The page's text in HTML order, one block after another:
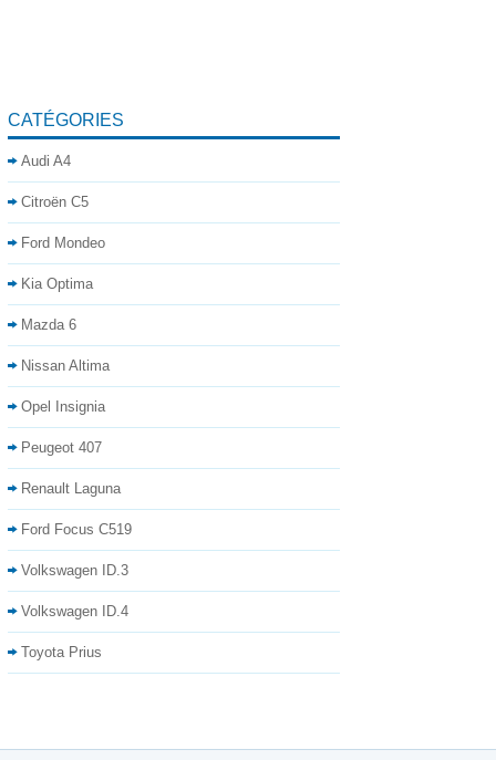
CATÉGORIES
Audi A4
Citroën C5
Ford Mondeo
Kia Optima
Mazda 6
Nissan Altima
Opel Insignia
Peugeot 407
Renault Laguna
Ford Focus C519
Volkswagen ID.3
Volkswagen ID.4
Toyota Prius